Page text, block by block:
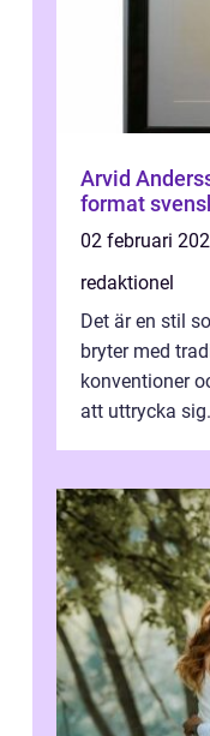
Arvid
format
02 februari
redaktionel
Det är en stil
bryter med
konventioner
att uttrycka